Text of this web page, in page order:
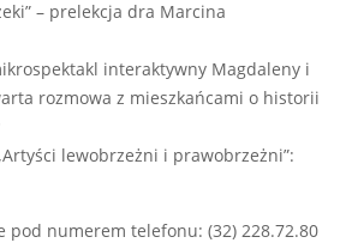
– prelekcja dra Marcina
interaktywny Magdaleny i
rozmowa z mieszkańcami o historii
lewobrzeżni i prawobrzeżni”:
pod numerem telefonu: (32) 228.72.80